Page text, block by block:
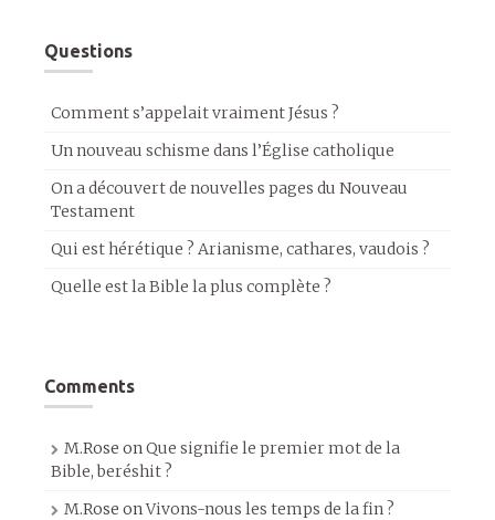
Questions
Comment s’appelait vraiment Jésus ?
Un nouveau schisme dans l’Église catholique
On a découvert de nouvelles pages du Nouveau
Testament
Qui est hérétique ? Arianisme, cathares, vaudois ?
Quelle est la Bible la plus complète ?
Comments
M.Rose onQue signifie le premier mot de la
Bible, beréshit ?
M.Rose onVivons-nous les temps de la fin ?